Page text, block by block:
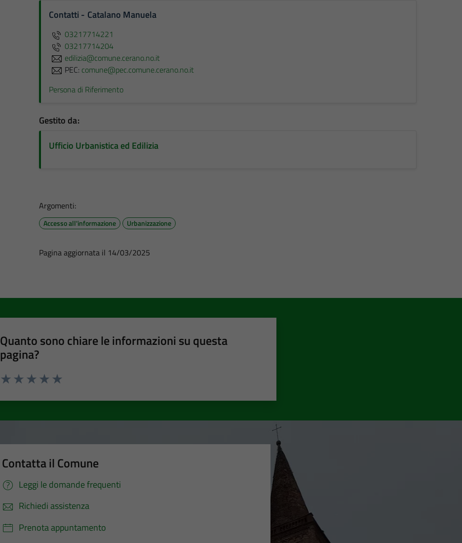
Contatti - Catalano Manuela
03217714221
03217714204
edilizia@comune.cerano.no.it
PEC: comune@pec.comune.cerano.no.it
Persona di Riferimento
Gestito da:
Ufficio Urbanistica ed Edilizia
Argomenti:
Accesso all'informazione Urbanizzazione
Pagina aggiornata il 14/03/2025
Quanto sono chiare le informazioni su questa
pagina?
Contatta il Comune
Leggi le domande frequenti
Richiedi assistenza
Prenota appuntamento